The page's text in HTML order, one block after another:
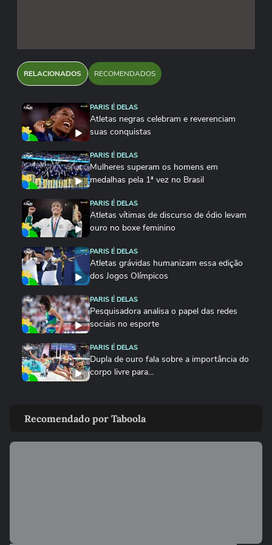
RELACIONADOS RECOMENDADOS
PARIS É DELAS
Atletas negras celebram e reverenciam
suas conquistas
PARIS É DELAS
Mulheres superam os homens em
medalhas pela 1ª vez no Brasil
PARIS É DELAS
Atletas vítimas de discurso de ódio levam
ouro no boxe feminino
PARIS É DELAS
Atletas grávidas humanizam essa edição
dos Jogos Olímpicos
PARIS É DELAS
Pesquisadora analisa o papel das redes
sociais no esporte
PARIS É DELAS
Dupla de ouro fala sobre a importância do
corpo livre para...
de prata e evolução do...
PARIS É DELAS
Recomendado por Taboola